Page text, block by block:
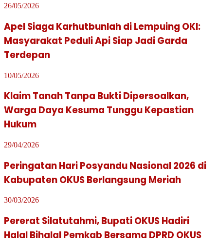
26/05/2026
Apel Siaga Karhutbunlah di Lempuing OKI:
Masyarakat Peduli Api Siap Jadi Garda
Terdepan
10/05/2026
Klaim Tanah Tanpa Bukti Dipersoalkan,
Warga Daya Kesuma Tunggu Kepastian
Hukum
29/04/2026
Peringatan Hari Posyandu Nasional 2026 di
Kabupaten OKUS Berlangsung Meriah
30/03/2026
Pererat Silatutahmi, Bupati OKUS Hadiri
Halal Bihalal Pemkab Bersama DPRD OKUS